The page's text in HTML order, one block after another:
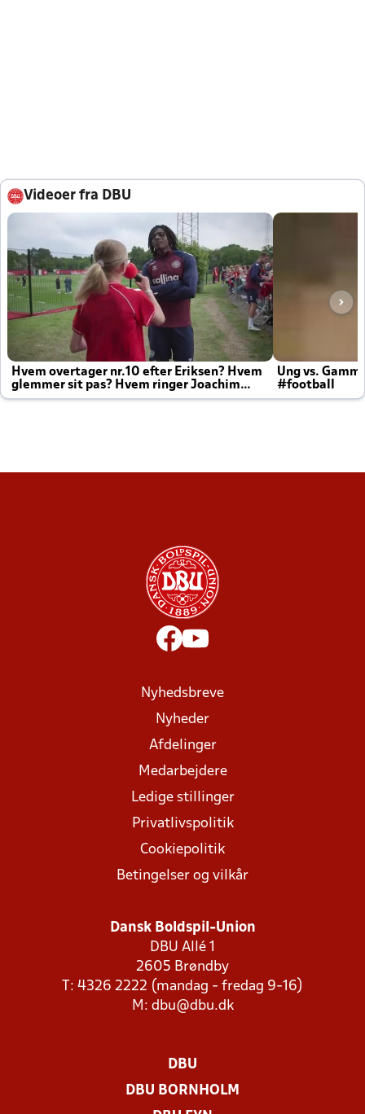
Videoer fra DBU
Hvem overtager nr.10 efter Eriksen? Hvem
glemmer sit pas? Hvem ringer Joachim
altid til efter kampe?
Ung vs.
#football
Nyhedsbreve
Nyheder
Afdelinger
Medarbejdere
Ledige stillinger
Privatlivspolitik
Cookiepolitik
Betingelser og vilkår
Dansk Boldspil-Union
DBU Allé 1
2605 Brøndby
T: 4326 2222 (mandag - fredag 9-16)
M: dbu@dbu.dk
DBU
DBU BORNHOLM